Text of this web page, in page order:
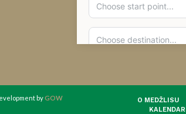
O MEDŽLISU
KALENDAR
byGOW